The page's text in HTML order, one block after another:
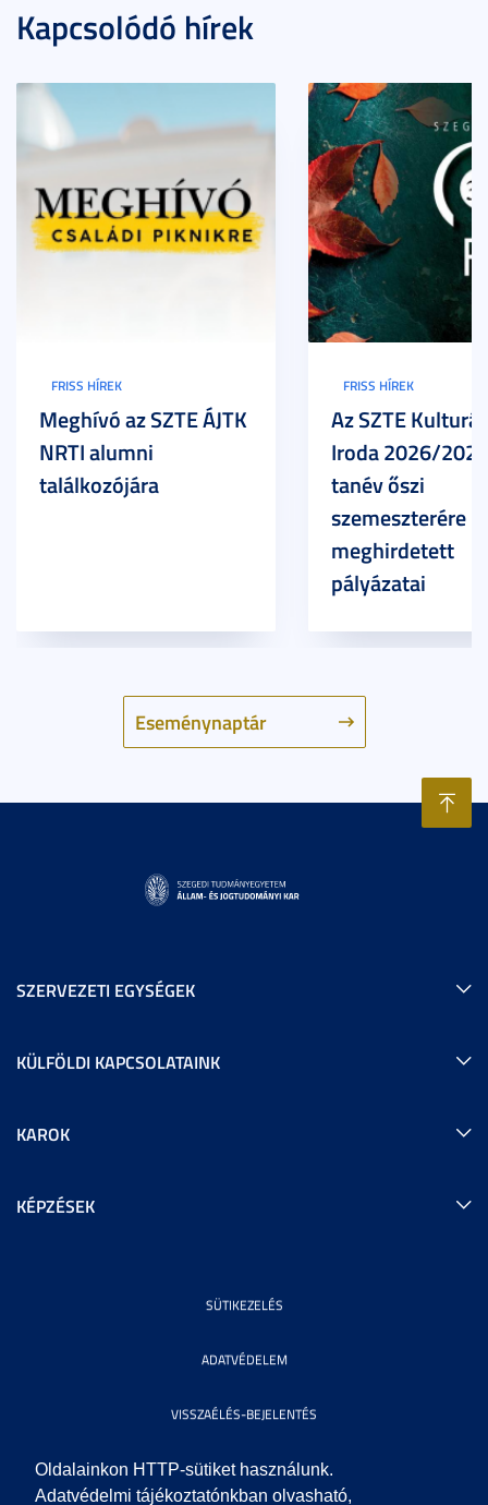
Oldalainkon HTTP-sütiket használunk.
Adatvédelmi tájékoztatónkban olvasható,
Kapcsolódó hírek
Eseménynaptár
FRISS HÍREK
Meghívó az SZTE ÁJTK
NRTI alumni
találkozójára
FRISS HÍREK
Az SZTE
Iroda 2026/
tanév őszi
szemeszterére
meghirdetett
pályázatai
SZERVEZETI EGYSÉGEK
KÜLFÖLDI KAPCSOLATAINK
KAROK
KÉPZÉSEK
SÜTIKEZELÉS
ADATVÉDELEM
VISSZAÉLÉS-BEJELENTÉS
KÖZÉRDEKŰ ADATOK